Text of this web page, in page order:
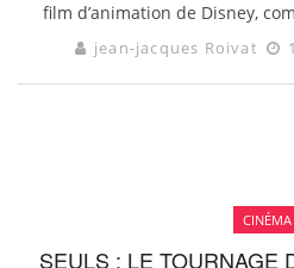
film d’animation de Disney,
jean-jacques Roivat
CINÉMA
SEULS : LE TOURNAGE